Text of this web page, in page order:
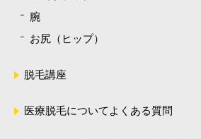
腕
お尻（ヒップ）
脱毛講座
医療脱毛についてよくある質問